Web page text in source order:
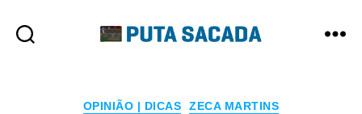
Categorias
OPINIÃO | DICAS ZECA MARTINS